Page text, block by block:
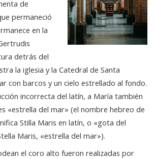
de
permaneció
en la
detrás del
la iglesia y la Catedral de Santa
con barcos y un cielo estrellado al fondo.
incorrecta del latín, a María también
«estrella del mar» (el nombre hebreo de
Stilla Maris en latín, o «gota del
Maris, «estrella del mar»).
el coro alto fueron realizadas por